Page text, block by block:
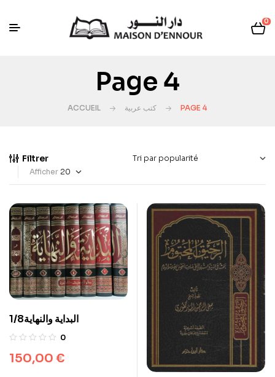
0
Page 4
ACCUEIL كتب عربية PAGE 4
Filtrer
Afficher
1/8البداية والنهاية
0
150,00 €